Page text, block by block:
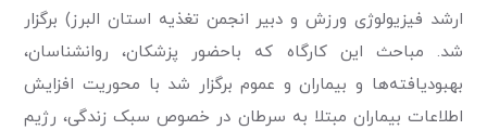
ارشد فیزیولوژی ورزش و دبیر انجمن تغذیه استان البرز) برگزار
شد. مباحث اين كارگاه که باحضور پزشكان، روانشناسان،
بهبوديافته‌ها و بيماران و عموم برگزار شد با محوریت افزايش
اطلاعات بیماران مبتلا به سرطان در خصوص سبک زندگی، رژیم